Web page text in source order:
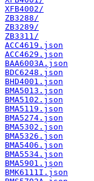
XFB4002/
ZB3288/
ZB3289/
ZB3311/
ACC4619.json
ACC4629.json
BAA6003A.json
BDC6248.json
BHD4001.json
BMA5013.json
BMA5102.json
BMA5119.json
BMA5274.json
BMA5302.json
BMA5326.json
BMA5406.json
BMA5534.json
BMA5901.json
BMK6111I.json